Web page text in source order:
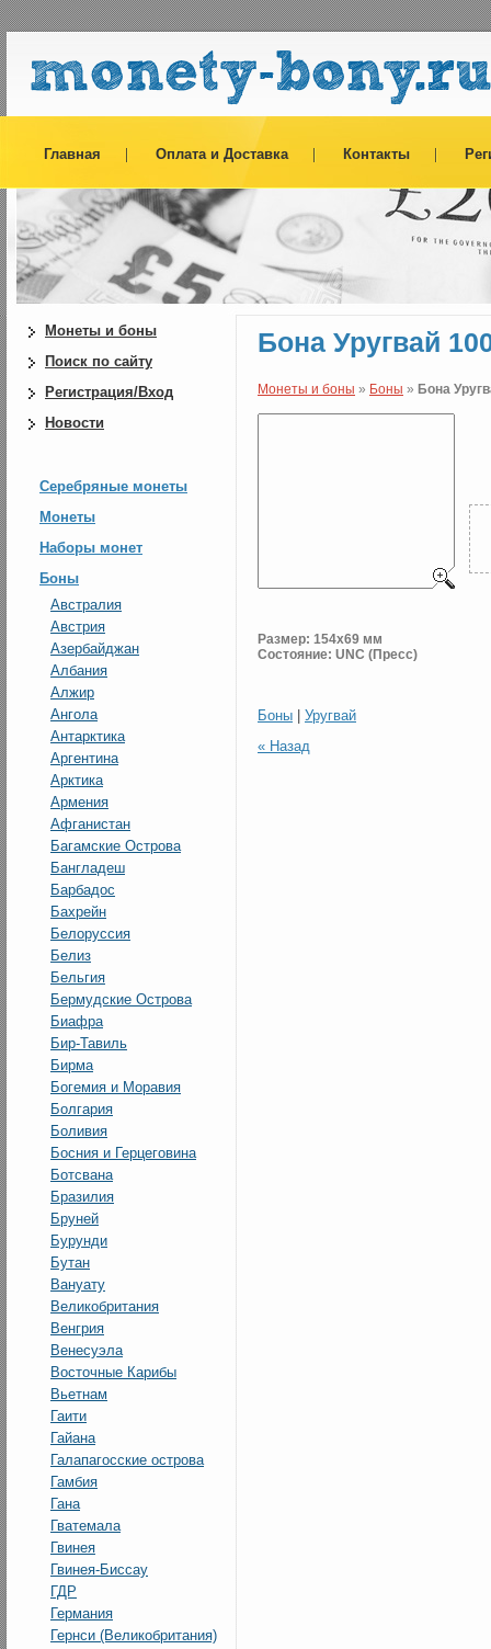
Главная Оплата и Доставка Контакты
Монеты и боны
Поиск по сайту
Регистрация/Вход
Новости
Серебряные монеты
Монеты
Наборы монет
Боны
Австралия
Австрия
Азербайджан
Албания
Алжир
Ангола
Антарктика
Аргентина
Арктика
Армения
Афганистан
Багамские Острова
Бангладеш
Барбадос
Бахрейн
Белоруссия
Белиз
Бельгия
Бермудские Острова
Биафра
Бир-Тавиль
Бирма
Богемия и Моравия
Болгария
Боливия
Босния и Герцеговина
Ботсвана
Бразилия
Бруней
Бурунди
Бутан
Вануату
Великобритания
Венгрия
Венесуэла
Восточные Карибы
Вьетнам
Гаити
Гайана
Галапагосские острова
Гамбия
Гана
Гватемала
Гвинея
Гвинея-Биссау
ГДР
Германия
Гернси (Великобритания)
Бона Уругвай
Монеты и боны » Боны » Бона
Размер: 154x69 мм
Состояние: UNC (Пресс)
Боны
Уругвай
« Назад